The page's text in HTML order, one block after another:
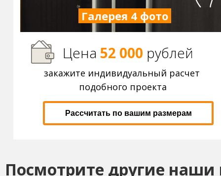
Галерея 4 фото
закажите индивидуальный расчет
подобного проекта
Цена 52 000 рублей
Посмотрите другие наши
Рассчитать по вашим размерам